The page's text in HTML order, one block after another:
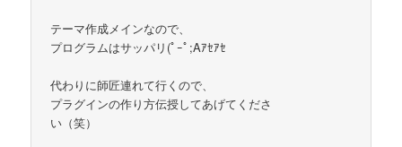
テーマ作成メインなので、
プログラムはサッパリ(ﾟｰﾟ;Aｱｾｱｾ
代わりに師匠連れて行くので、
プラグインの作り方伝授してあげてくださ
い（笑）